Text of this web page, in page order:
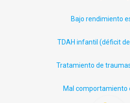
Bajo rendimiento
TDAH infantil (déficitde
Tratamiento de
Mal comportamiento